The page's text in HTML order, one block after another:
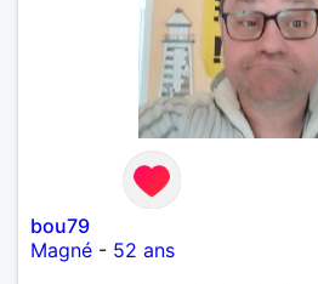
bou79
Magné - 52 ans